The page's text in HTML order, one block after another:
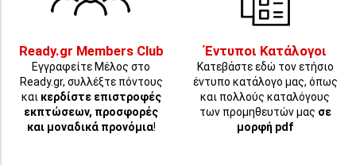
Ready.gr Members Club
Εγγραφείτε Μέλος στο
Ready.gr, συλλέξτε πόντους
και κερδίστε επιστροφές
εκπτώσεων, προσφορές
και μοναδικά προνόμια!
Έντυποι Κατάλογοι
Κατεβάστε εδώ τον ετήσιο
έντυπο κατάλογο μας, όπως
και πολλούς καταλόγους
των προμηθευτών μας σε
μορφή pdf